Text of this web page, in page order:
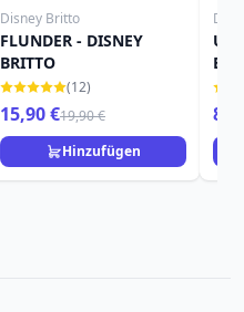
Disney Britto
FLUNDER - DISNEY
BRITTO
(12)
15,90 €19,90 €
Hinzufügen